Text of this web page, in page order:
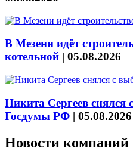
В Мезени идёт
котельной | 05.08.2026
Никита Сергеев снялся
Госдумы РФ | 05.08.2026
Новости компаний